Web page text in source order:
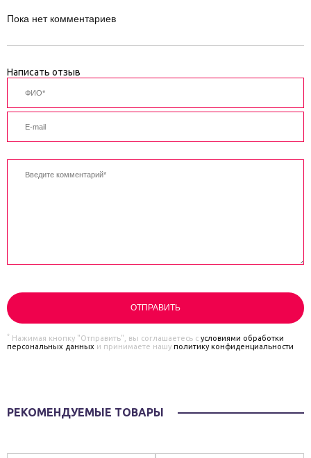
Пока нет комментариев
Написать отзыв
* Нажимая кнопку "Отправить", вы соглашаетесь с условиями обработки
персональных данных и принимаете нашу политику конфиденциальности
РЕКОМЕНДУЕМЫЕ ТОВАРЫ